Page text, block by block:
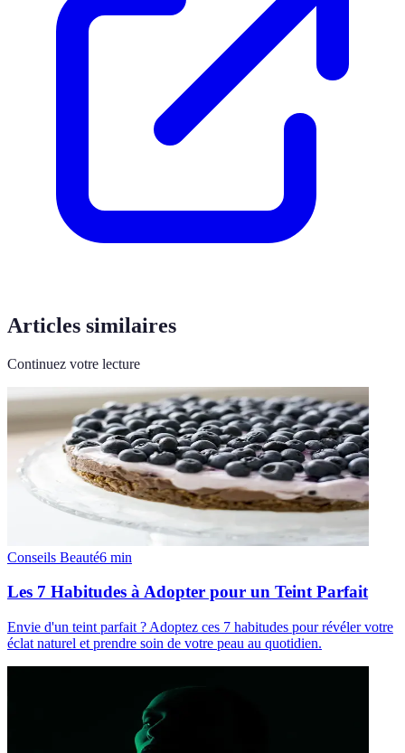
Articles similaires
Continuez votre lecture
Conseils Beauté6 min
Les 7 Habitudes à Adopter pour un Teint Parfait
Envie d'un teint parfait ? Adoptez ces 7 habitudes pour révéler votre
éclat naturel et prendre soin de votre peau au quotidien.